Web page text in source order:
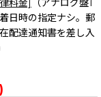
料金]
（アナログ盤1
日時の指定ナシ。郵
配達通知書を差し入